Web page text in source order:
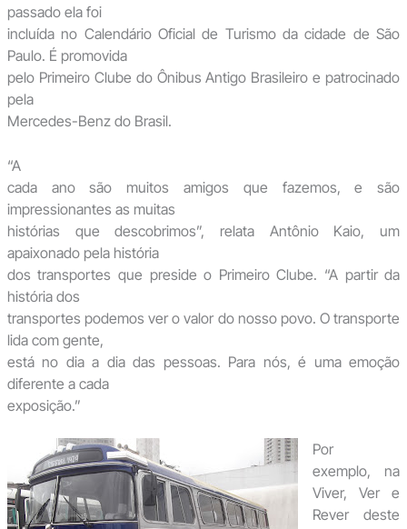
passado ela foi
incluída no Calendário Oficial de Turismo da cidade de São
Paulo. É promovida
pelo Primeiro Clube do Ônibus Antigo Brasileiro e patrocinado
pela
Mercedes-Benz do Brasil.
“A
cada ano são muitos amigos que fazemos, e são
impressionantes as muitas
histórias que descobrimos”, relata Antônio Kaio, um
apaixonado pela história
dos transportes que preside o Primeiro Clube. “A partir da
história dos
transportes podemos ver o valor do nosso povo. O transporte
lida com gente,
está no dia a dia das pessoas. Para nós, é uma emoção
diferente a cada
exposição.”
Por
exemplo, na
Viver, Ver e
Rever deste